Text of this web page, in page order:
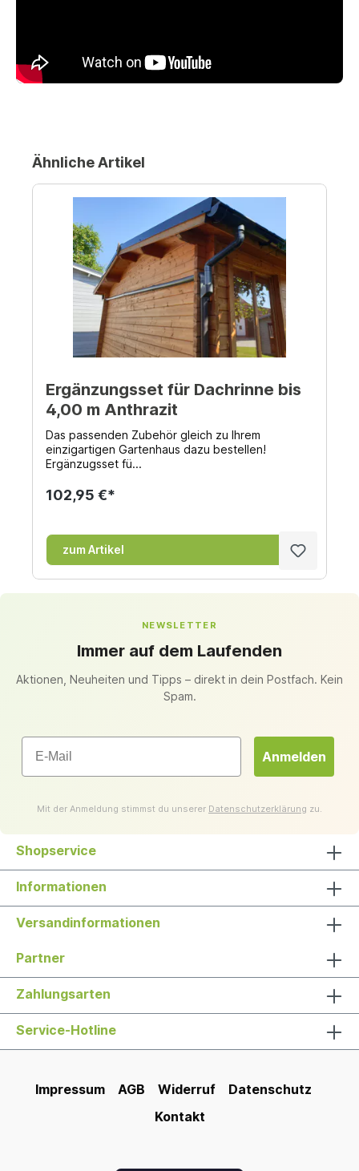
Ähnliche Artikel
Ergänzungsset für Dachrinne bis
4,00 m Anthrazit
Das passenden Zubehör gleich zu Ihrem
einzigartigen Gartenhaus dazu bestellen!
Ergänzugsset fü...
102,95 €*
zum Artikel
NEWSLETTER
Immer auf dem Laufenden
Aktionen, Neuheiten und Tipps – direkt in dein Postfach. Kein
Spam.
Email
Anmelden
Mit der Anmeldung stimmst du unserer Datenschutzerklärung zu.
Shopservice
Informationen
Versandinformationen
Partner
Zahlungsarten
Service-Hotline
Impressum AGB Widerruf
Datenschutz
Kontakt